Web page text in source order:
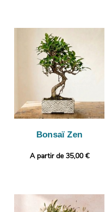
Bonsaï Zen
A partir de 35,00 €